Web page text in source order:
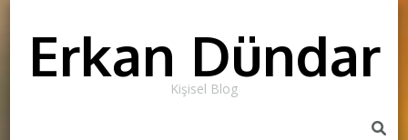
Erkan Dündar
Kişisel Blog